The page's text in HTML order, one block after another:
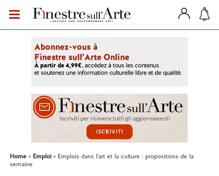
Home Emploi
Emplois dans l'art et la culture : propositions de la
semaine